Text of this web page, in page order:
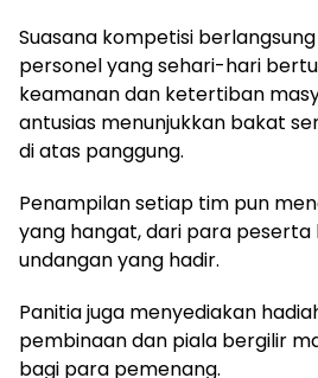
Suasana kompetisi
personel yang sehari-hari
keamanan dan ketertiban
antusias menunjukkan bakat
di atas panggung.
Penampilan setiap tim pun
yang hangat, dari para peserta
undangan yang hadir.
Panitia juga menyediakan
pembinaan dan piala bergilir
bagi para pemenang.